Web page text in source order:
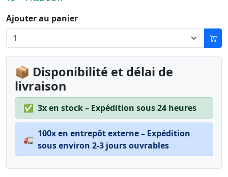
Ajouter au panier
📦 Disponibilité et délai de
livraison
✅ 3x en stock – Expédition sous 24 heures
🚛
100x en entrepôt externe – Expédition
sous environ 2-3 jours ouvrables